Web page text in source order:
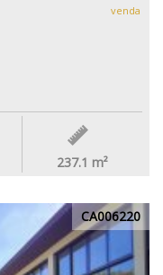
venda
237.1 m²
CA006220